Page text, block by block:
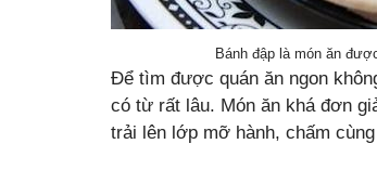
Bánh đập là món ăn
Để tìm được quán ăn ngon
có từ rất lâu. Món ăn khá đơn
trải lên lớp mỡ hành, chấm